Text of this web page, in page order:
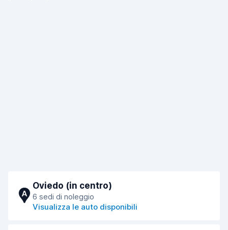
A
Oviedo (in centro)
6 sedi di noleggio
Visualizza le auto disponibili